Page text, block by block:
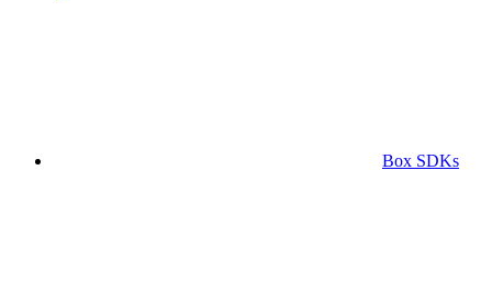
Box SDKs